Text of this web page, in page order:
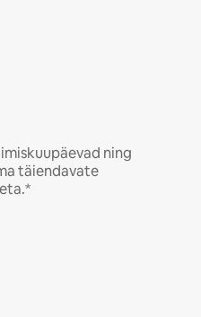
ning
täiendavate